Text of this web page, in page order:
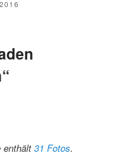
enthält31 Fotos.